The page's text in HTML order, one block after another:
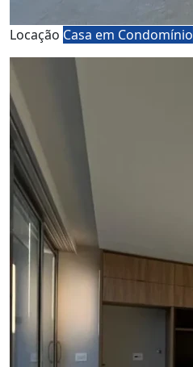
Locação Casa em Condomínio